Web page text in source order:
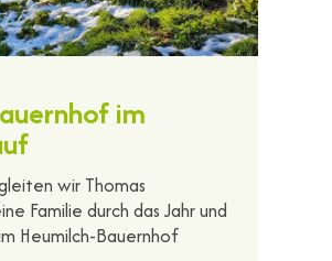
im
wir Thomas
Familie durch das Jahr und
Heumilch-Bauernhof